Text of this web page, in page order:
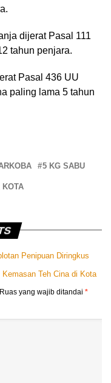
dijerat Pasal 111
tahun penjara.
Pasal 436 UU
paling lama 5 tahun
5 KG SABU
KOTA
Penipuan Diringkus
Teh Cina di Kota
Ruas yang wajib ditandai *